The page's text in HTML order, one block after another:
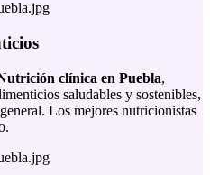
clínica en Puebla,
saludables y sostenibles,
Los mejores nutricionistas